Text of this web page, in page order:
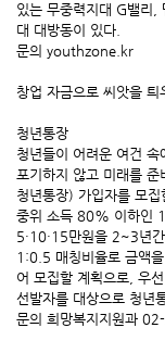
있는 무중력지대 G밸리,
대 대방동이 있다.
문의 youthzone.kr
창업 자금으로 씨앗을 틔
청년통장
청년들이 어려운 여건
포기하지 않고 미래를 준
청년통장) 가입자를 모
중위 소득 80% 이하인
5·10·15만원을 2~3년
1:0.5 매칭비율로 금액
어 모집할 계획으로, 우
선발자를 대상으로 청년
문의 희망복지지원과